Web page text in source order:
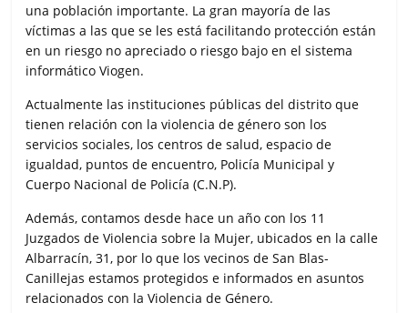
una población importante. La gran mayoría de las
víctimas a las que se les está facilitando protección están
en un riesgo no apreciado o riesgo bajo en el sistema
informático Viogen.
Actualmente las instituciones públicas del distrito que
tienen relación con la violencia de género son los
servicios sociales, los centros de salud, espacio de
igualdad, puntos de encuentro, Policía Municipal y
Cuerpo Nacional de Policía (C.N.P).
Además, contamos desde hace un año con los 11
Juzgados de Violencia sobre la Mujer, ubicados en la calle
Albarracín, 31, por lo que los vecinos de San Blas-
Canillejas estamos protegidos e informados en asuntos
relacionados con la Violencia de Género.